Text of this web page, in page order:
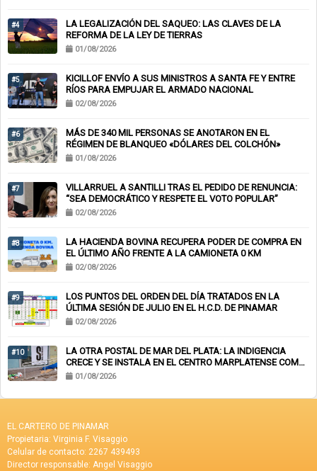
#4
LA LEGALIZACIÓN DEL SAQUEO: LAS CLAVES DE LA
REFORMA DE LA LEY DE TIERRAS
01/08/2026
#5
KICILLOF ENVÍO A SUS MINISTROS A SANTA FE Y ENTRE
RÍOS PARA EMPUJAR EL ARMADO NACIONAL
02/08/2026
#6
MÁS DE 340 MIL PERSONAS SE ANOTARON EN EL
RÉGIMEN DE BLANQUEO «DÓLARES DEL COLCHÓN»
01/08/2026
#7
VILLARRUEL A SANTILLI TRAS EL PEDIDO DE RENUNCIA:
“SEA DEMOCRÁTICO Y RESPETE EL VOTO POPULAR”
02/08/2026
#8
LA HACIENDA BOVINA RECUPERA PODER DE COMPRA EN
EL ÚLTIMO AÑO FRENTE A LA CAMIONETA 0 KM
02/08/2026
#9
LOS PUNTOS DEL ORDEN DEL DÍA TRATADOS EN LA
ÚLTIMA SESIÓN DE JULIO EN EL H.C.D. DE PINAMAR
02/08/2026
#10
LA OTRA POSTAL DE MAR DEL PLATA: LA INDIGENCIA
CRECE Y SE INSTALA EN EL CENTRO MARPLATENSE COMO
PAISAJE COTIDIANO
01/08/2026
EL CARTERO DE PINAMAR
Propietaria: Virginia F. Visaggio
Celular de contacto: 2267 439493
Director responsable: Angel Visaggio